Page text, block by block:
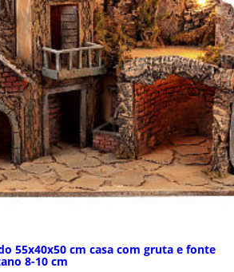
55x40x50 cm casa com gruta e fonte
8-10 cm